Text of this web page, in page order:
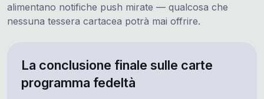
alimentano notifiche push mirate — qualcosa che
nessuna tessera cartacea potrà mai offrire.
La conclusione finale sulle carte
programma fedeltà